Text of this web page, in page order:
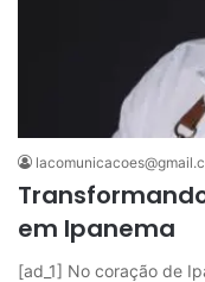
em Ipanema
[ad_1] No coração de